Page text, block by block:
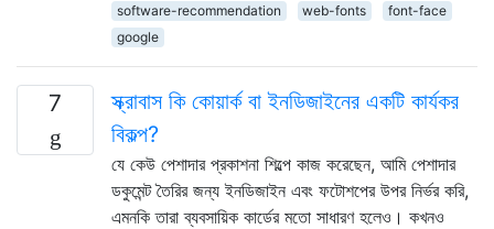
software-recommendation
web-fonts
font-face
google
7
স্ক্রাবাস কি কোয়ার্ক বা ইনডিজাইনের একটি কার্যকর
বিকল্প?
যে কেউ পেশাদার প্রকাশনা শিল্পে কাজ করেছেন, আমি পেশাদার
ডকুমেন্ট তৈরির জন্য ইনডিজাইন এবং ফটোশপের উপর নির্ভর করি,
এমনকি তারা ব্যবসায়িক কার্ডের মতো সাধারণ হলেও। কখনও